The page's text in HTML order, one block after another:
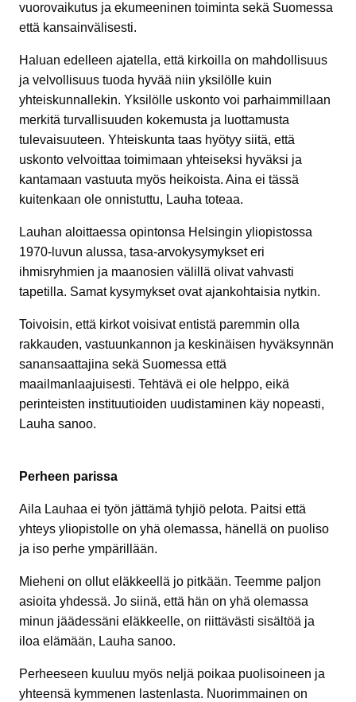
vuorovaikutus ja ekumeeninen toiminta sekä Suomessa
että kansainvälisesti.
Haluan edelleen ajatella, että kirkoilla on mahdollisuus
ja velvollisuus tuoda hyvää niin yksilölle kuin
yhteiskunnallekin. Yksilölle uskonto voi parhaimmillaan
merkitä turvallisuuden kokemusta ja luottamusta
tulevaisuuteen. Yhteiskunta taas hyötyy siitä, että
uskonto velvoittaa toimimaan yhteiseksi hyväksi ja
kantamaan vastuuta myös heikoista. Aina ei tässä
kuitenkaan ole onnistuttu, Lauha toteaa.
Lauhan aloittaessa opintonsa Helsingin yliopistossa
1970-luvun alussa, tasa-arvokysymykset eri
ihmisryhmien ja maanosien välillä olivat vahvasti
tapetilla. Samat kysymykset ovat ajankohtaisia nytkin.
Toivoisin, että kirkot voisivat entistä paremmin olla
rakkauden, vastuunkannon ja keskinäisen hyväksynnän
sanansaattajina sekä Suomessa että
maailmanlaajuisesti. Tehtävä ei ole helppo, eikä
perinteisten instituutioiden uudistaminen käy nopeasti,
Lauha sanoo.
Perheen parissa
Aila Lauhaa ei työn jättämä tyhjiö pelota. Paitsi että
yhteys yliopistolle on yhä olemassa, hänellä on puoliso
ja iso perhe ympärillään.
Mieheni on ollut eläkkeellä jo pitkään. Teemme paljon
asioita yhdessä. Jo siinä, että hän on yhä olemassa
minun jäädessäni eläkkeelle, on riittävästi sisältöä ja
iloa elämään, Lauha sanoo.
Perheeseen kuuluu myös neljä poikaa puolisoineen ja
yhteensä kymmenen lastenlasta. Nuorimmainen on